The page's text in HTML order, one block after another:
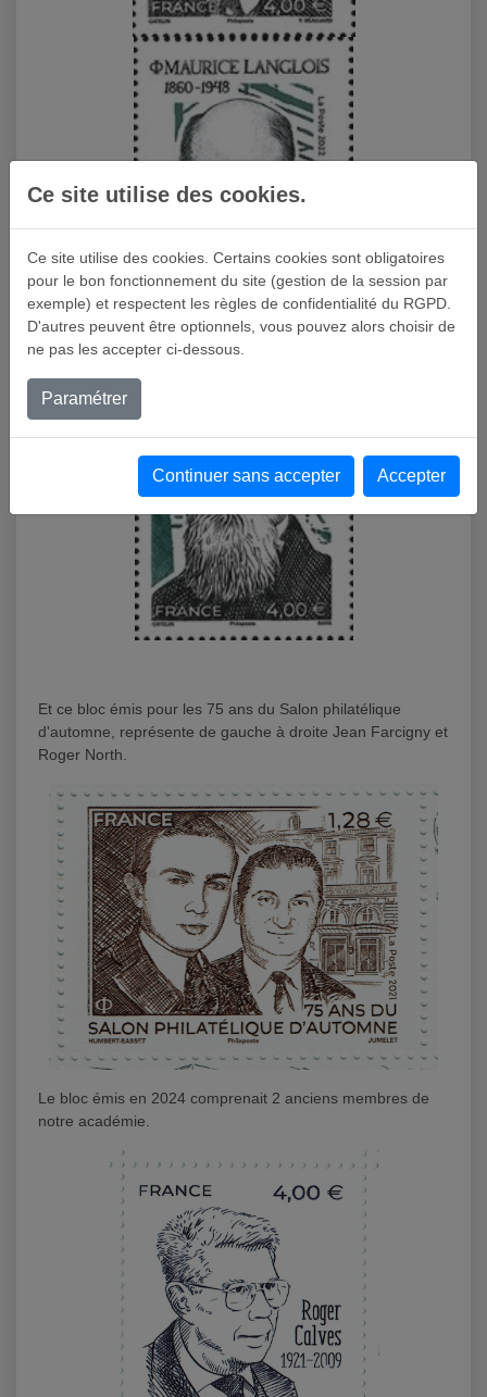
Et ce bloc émis pour les 75 ans du Salon philatélique
d'automne, représente de gauche à droite Jean Farcigny et
Roger North.
Le bloc émis en 2024 comprenait 2 anciens membres de
notre académie.
Ce site utilise des cookies.
Ce site utilise des cookies. Certains cookies sont obligatoires
pour le bon fonctionnement du site (gestion de la session par
exemple) et respectent les règles de confidentialité du RGPD.
D'autres peuvent être optionnels, vous pouvez alors choisir de
ne pas les accepter ci-dessous.
Paramétrer
Continuer sans accepter Accepter